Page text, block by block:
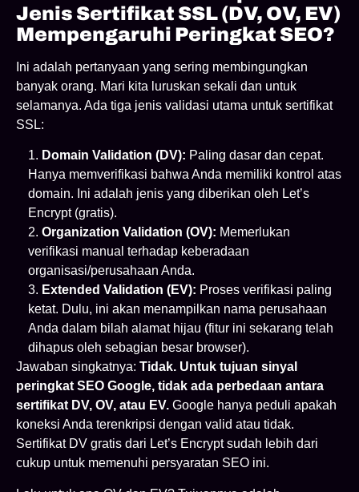
Jenis Sertifikat SSL (DV, OV, EV)
Mempengaruhi Peringkat SEO?
Ini adalah pertanyaan yang sering membingungkan
banyak orang. Mari kita luruskan sekali dan untuk
selamanya. Ada tiga jenis validasi utama untuk sertifikat
SSL:
Domain Validation (DV): Paling dasar dan cepat.
Hanya memverifikasi bahwa Anda memiliki kontrol atas
domain. Ini adalah jenis yang diberikan oleh Let’s
Encrypt (gratis).
Organization Validation (OV): Memerlukan
verifikasi manual terhadap keberadaan
organisasi/perusahaan Anda.
Extended Validation (EV): Proses verifikasi paling
ketat. Dulu, ini akan menampilkan nama perusahaan
Anda dalam bilah alamat hijau (fitur ini sekarang telah
dihapus oleh sebagian besar browser).
Jawaban singkatnya: Tidak. Untuk tujuan sinyal
peringkat SEO Google, tidak ada perbedaan antara
sertifikat DV, OV, atau EV. Google hanya peduli apakah
koneksi Anda terenkripsi dengan valid atau tidak.
Sertifikat DV gratis dari Let’s Encrypt sudah lebih dari
cukup untuk memenuhi persyaratan SEO ini.